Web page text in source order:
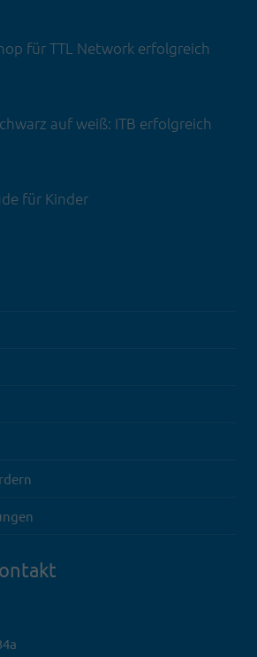
für TTL Network erfolgreich
auf weiß: ITB erfolgreich
für Kinder